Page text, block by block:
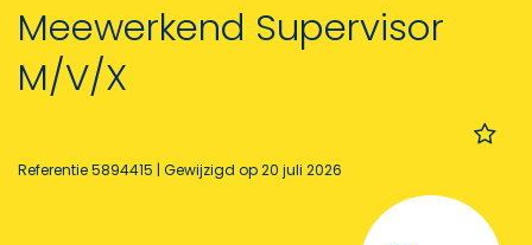
Meewerkend Supervisor
M/V/X
Referentie 5894415 | Gewijzigd op 20 juli 2026